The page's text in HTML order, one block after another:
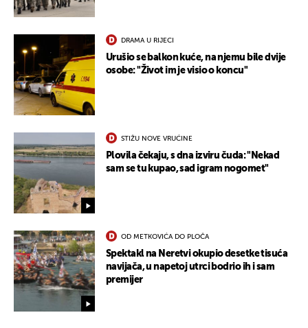
DRAMA U RIJECI
Urušio se balkon kuće, na njemu bile dvije
osobe: "Život im je visio o koncu"
STIŽU NOVE VRUĆINE
Plovila čekaju, s dna izviru čuda: "Nekad
sam se tu kupao, sad igram nogomet"
OD METKOVIĆA DO PLOČA
Spektakl na Neretvi okupio desetke tisuća
navijača, u napetoj utrci bodrio ih i sam
premijer